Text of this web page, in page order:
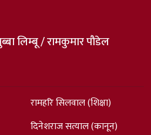
लिम्बू / रामकुमार पौडेल
रामहरि सिलवाल (शिक्षा)
दिनेशराज सत्याल (कानून)